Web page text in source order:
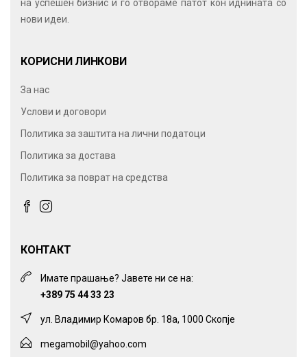
на успешен бизнис и го отвораме патот кон иднината со
нови идеи.
КОРИСНИ ЛИНКОВИ
За нас
Услови и договори
Политика за заштита на лични податоци
Политика за достава
Политика за поврат на средства
КОНТАКТ
Имате прашање? Јавете ни се на:
+389 75 44 33 23
ул. Владимир Комаров бр. 18а, 1000 Скопје
megamobil@yahoo.com